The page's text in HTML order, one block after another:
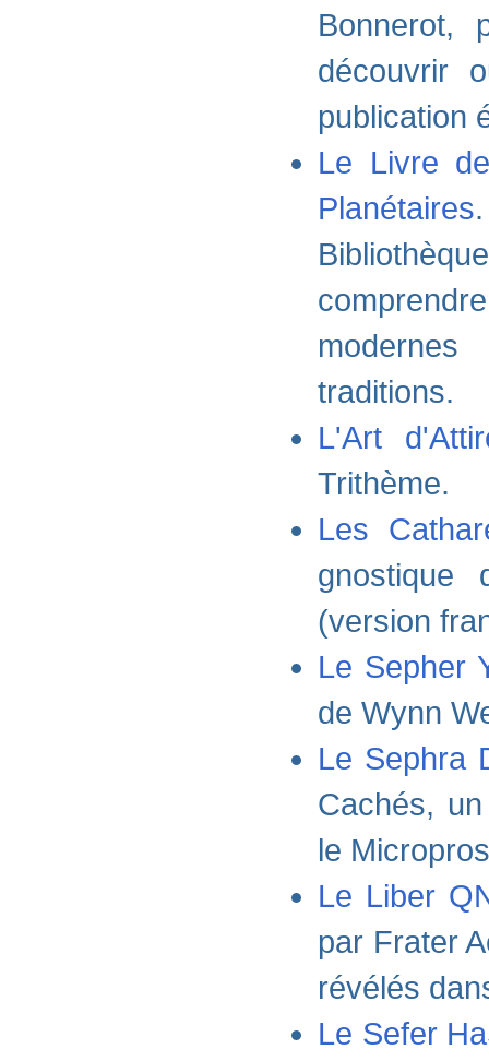
Bonnerot,
découvrir
publication
Le Livre
Planétaires
traditions.
L'Art
Trithème.
Les
gnostique
(version
Le Sepher
de Wynn
Le Sephra
Cachés,
le
Le Liber
par Frater
révélés
Le Sefer